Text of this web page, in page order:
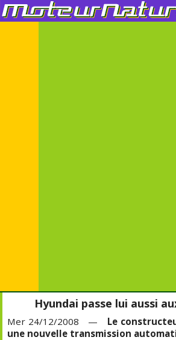
Hyundai passe lui aussi
Mer 24/12/2008 — Le
une nouvelle transmission